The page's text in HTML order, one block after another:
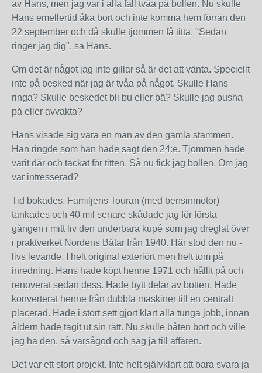
av Hans, men jag var i alla fall tvåa på bollen. Nu skulle
Hans emellertid åka bort och inte komma hem förrän den
22 september och då skulle tjommen få titta. "Sedan
ringer jag dig", sa Hans.
Om det är något jag inte gillar så är det att vänta. Speciellt
inte på besked när jag är tvåa på något. Skulle Hans
ringa? Skulle beskedet bli bu eller bä? Skulle jag pusha
på eller avvakta?
Hans visade sig vara en man av den gamla stammen.
Han ringde som han hade sagt den 24:e. Tjommen hade
varit där och tackat för titten. Så nu fick jag bollen. Om jag
var intresserad?
Tid bokades. Familjens Touran (med bensinmotor)
tankades och 40 mil senare skådade jag för första
gången i mitt liv den underbara kupé som jag dreglat över
i praktverket Nordens Båtar från 1940. Här stod den nu -
livs levande. I helt original exteriört men helt tom på
inredning. Hans hade köpt henne 1971 och hållit på och
renoverat sedan dess. Hade bytt delar av botten. Hade
konverterat henne från dubbla maskiner till en centralt
placerad. Hade i stort sett gjort klart alla tunga jobb, innan
åldern hade tagit ut sin rätt. Nu skulle båten bort och ville
jag ha den, så varsågod och säg ja till affären.
Det var ett stort projekt. Inte helt självklart att bara svara ja